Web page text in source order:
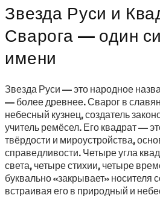
Звезда Руси и
Сварога — один
имени
Звезда Руси — это народное
— более древнее. Сварог в
небесный кузнец, создатель
учитель ремёсел. Его квадрат —
твёрдости и мироустройства,
справедливости. Четыре угла
света, четыре стихии, четыре
буквально «закрывает» носителя
встраивая его в природный и